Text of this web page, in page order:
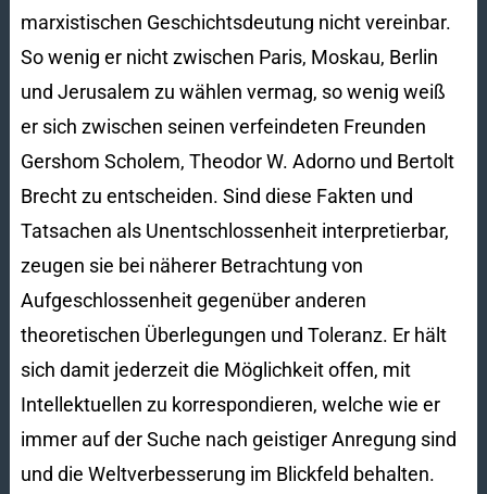
marxistischen Geschichtsdeutung nicht vereinbar.
So wenig er nicht zwischen Paris, Moskau, Berlin
und Jerusalem zu wählen vermag, so wenig weiß
er sich zwischen seinen verfeindeten Freunden
Gershom Scholem, Theodor W. Adorno und Bertolt
Brecht zu entscheiden. Sind diese Fakten und
Tatsachen als Unentschlossenheit interpretierbar,
zeugen sie bei näherer Betrachtung von
Aufgeschlossenheit gegenüber anderen
theoretischen Überlegungen und Toleranz. Er hält
sich damit jederzeit die Möglichkeit offen, mit
Intellektuellen zu korrespondieren, welche wie er
immer auf der Suche nach geistiger Anregung sind
und die Weltverbesserung im Blickfeld behalten.